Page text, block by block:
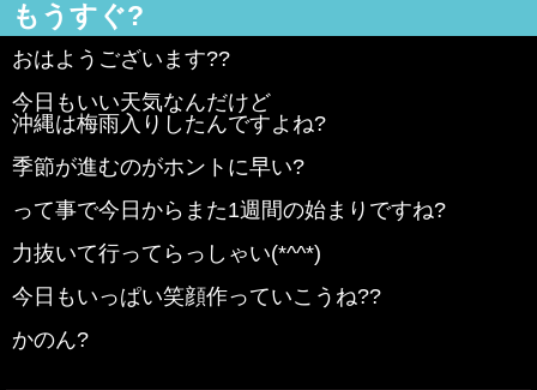
もうすぐ?
おはようございます??
今日もいい天気なんだけど
沖縄は梅雨入りしたんですよね?
季節が進むのがホントに早い?
って事で今日からまた1週間の始まりですね?
力抜いて行ってらっしゃい(*^^*)
今日もいっぱい笑顔作っていこうね??
かのん?